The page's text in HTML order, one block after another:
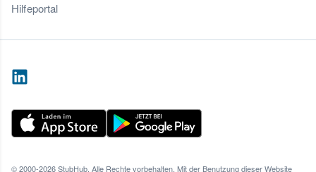
Hilfeportal
© 2000-2026 StubHub. Alle Rechte vorbehalten. Mit der Benutzung dieser Website